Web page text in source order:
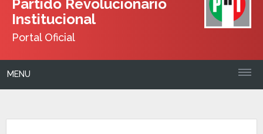
Partido Revolucionario
Institucional
Portal Oficial
MENU